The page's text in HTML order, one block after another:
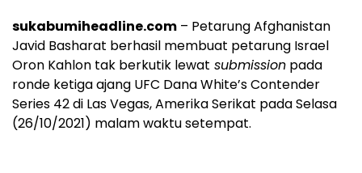
sukabumiheadline.com – Petarung Afghanistan
Javid Basharat berhasil membuat petarung Israel
Oron Kahlon tak berkutik lewat submission pada
ronde ketiga ajang UFC Dana White’s Contender
Series 42 di Las Vegas, Amerika Serikat pada Selasa
(26/10/2021) malam waktu setempat.